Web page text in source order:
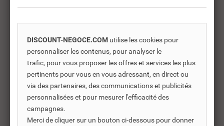
Produits complémentaires
produits connexes ou associés. Ils vous permettent soit
d’améliorer l’utilisation soit répondre à des besoins
supplémentaires.
-32%
DISCOUNT-NEGOCE.COM utilise les cookies pour
personnaliser les contenus, pour analyser le
trafic, pour vous proposer les offres et services les plus
pertinents pour vous en vous adressant, en direct ou
via des partenaires, des communications et publicités
personnalisées et pour mesurer l'efficacité des
campagnes.
Merci de cliquer sur un bouton ci-dessous pour donner